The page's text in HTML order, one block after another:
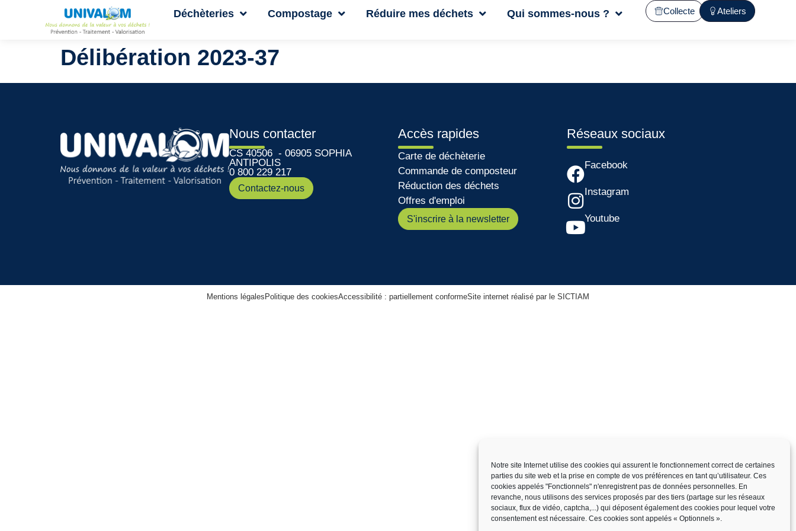
Notre site Internet utilise des cookies qui assurent le fonctionnement correct de certaines
parties du site web et la prise en compte de vos préférences en tant qu’utilisateur. Ces
cookies appelés "Fonctionnels" n'enregistrent pas de données personnelles. En
revanche, nous utilisons des services proposés par des tiers (partage sur les réseaux
sociaux, flux de vidéo, captcha,...) qui déposent également des cookies pour lequel votre
consentement est nécessaire. Ces cookies sont appelés « Optionnels ».
Déchèteries Compostage Réduire mes déchets Qui sommes-nous ? Collecte Ateliers
Délibération 2023-37
Nous contacter
CS 40506 - 06905 SOPHIA
ANTIPOLIS
0 800 229 217
Contactez-nous
Accès rapides
Carte de déchèterie
Commande de composteur
Réduction des déchets
Offres d'emploi
S'inscrire à la newsletter
Réseaux sociaux
Facebook
Instagram
Youtube
Mentions légales Politique des cookiesAccessibilité : partiellement conformeSite internet réalisé par le SICTIAM